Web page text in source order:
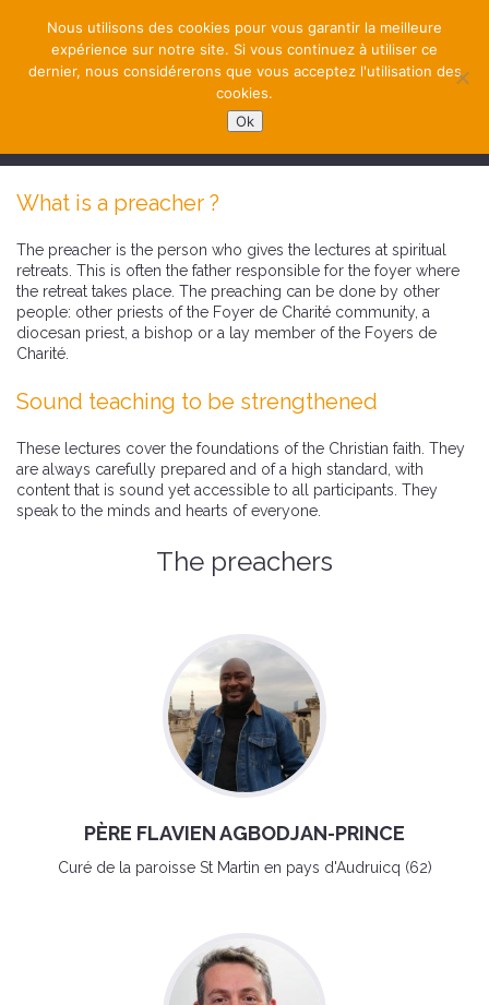
What is a preacher ?
The preacher is the person who gives the lectures at spiritual
retreats. This is often the father responsible for the foyer where
the retreat takes place. The preaching can be done by other
people: other priests of the Foyer de Charité community, a
diocesan priest, a bishop or a lay member of the Foyers de
Charité.
Sound teaching to be strengthened
These lectures cover the foundations of the Christian faith. They
are always carefully prepared and of a high standard, with
content that is sound yet accessible to all participants. They
speak to the minds and hearts of everyone.
The preachers
PÈRE FLAVIEN AGBODJAN-PRINCE
Curé de la paroisse St Martin en pays d'Audruicq (62)
Nous utilisons des cookies pour vous garantir la meilleure
expérience sur notre site. Si vous continuez à utiliser ce
dernier, nous considérerons que vous acceptez l'utilisation des
cookies.
Ok